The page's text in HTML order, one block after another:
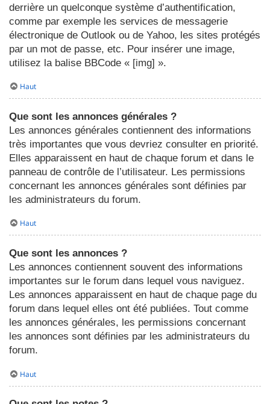
derrière un quelconque système d’authentification,
comme par exemple les services de messagerie
électronique de Outlook ou de Yahoo, les sites protégés
par un mot de passe, etc. Pour insérer une image,
utilisez la balise BBCode « [img] ».
Haut
Que sont les annonces générales ?
Les annonces générales contiennent des informations
très importantes que vous devriez consulter en priorité.
Elles apparaissent en haut de chaque forum et dans le
panneau de contrôle de l’utilisateur. Les permissions
concernant les annonces générales sont définies par
les administrateurs du forum.
Haut
Que sont les annonces ?
Les annonces contiennent souvent des informations
importantes sur le forum dans lequel vous naviguez.
Les annonces apparaissent en haut de chaque page du
forum dans lequel elles ont été publiées. Tout comme
les annonces générales, les permissions concernant
les annonces sont définies par les administrateurs du
forum.
Haut